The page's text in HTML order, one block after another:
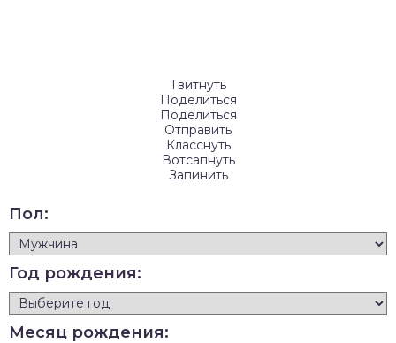
Твитнуть
Поделиться
Поделиться
Отправить
Класснуть
Вотсапнуть
Запинить
Пол:
Год рождения:
Месяц рождения: